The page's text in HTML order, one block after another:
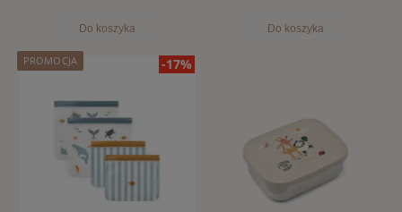
Do koszyka Do koszyka
-17%
PROMOCJA